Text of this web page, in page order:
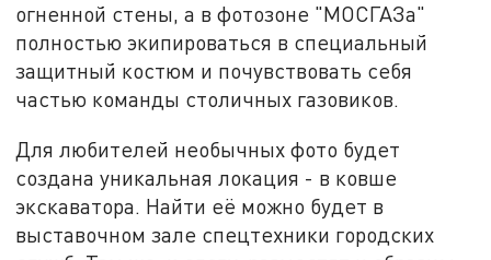
огненной стены, а в фотозоне "МОСГАЗа"
полностью экипироваться в специальный
защитный костюм и почувствовать себя
частью команды столичных газовиков.
Для любителей необычных фото будет
создана уникальная локация - в ковше
экскаватора. Найти её можно будет в
выставочном зале спецтехники городских